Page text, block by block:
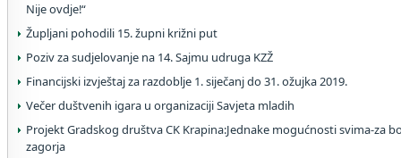
Nije ovdje!“
Župljani pohodili 15. župni križni put
Poziv za sudjelovanje na 14. Sajmu udruga KZŽ
Financijski izvještaj za razdoblje 1. siječanj do 31. ožujka 2019.
Večer duštvenih igara u organizaciji Savjeta mladih
Projekt Gradskog društva CK Krapina:Jednake mogućnosti svima-za
zagorja